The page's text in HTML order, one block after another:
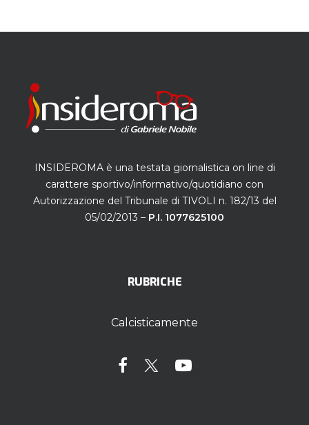
INSIDEROMA è una testata giornalistica on line di
carattere sportivo/informativo/quotidiano con
Autorizzazione del Tribunale di TIVOLI n. 182/13 del
05/02/2013 – P.I. 1077625100
RUBRICHE
Calcisticamente